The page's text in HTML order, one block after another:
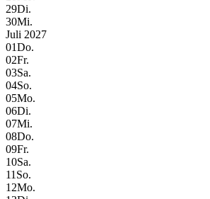
29Di.
30Mi.
Juli 2027
01Do.
02Fr.
03Sa.
04So.
05Mo.
06Di.
07Mi.
08Do.
09Fr.
10Sa.
11 So.
12Mo.